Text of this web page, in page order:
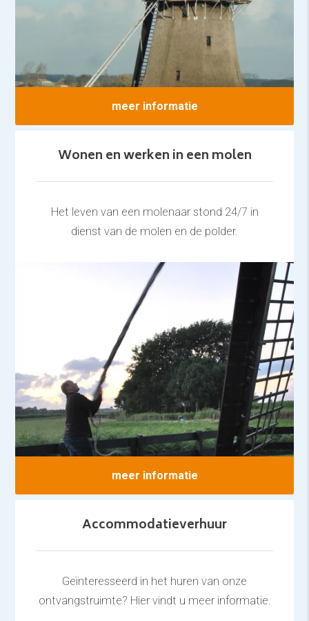
meer informatie
Wonen en werken in een molen
Het leven van een molenaar stond 24/7 in
dienst van de molen en de polder.
meer informatie
Accommodatieverhuur
Geïnteresseerd in het huren van onze
ontvangstruimte? Hier vindt u meer informatie.